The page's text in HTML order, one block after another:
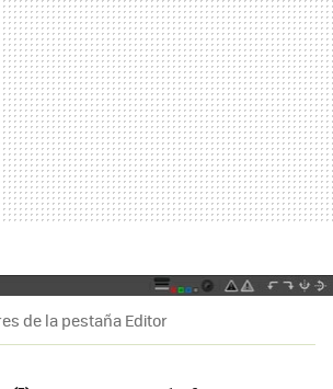
de la pestaña Editor